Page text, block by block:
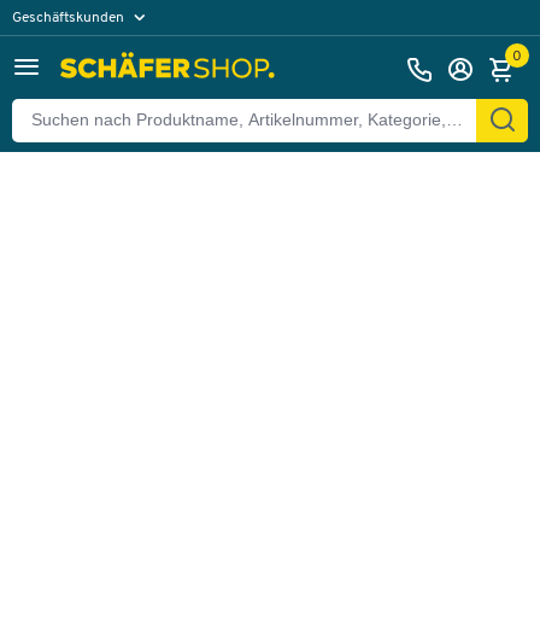
Geschäftskunden
0
Zurück